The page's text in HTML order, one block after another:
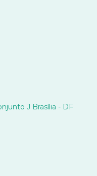
J Brasília - DF